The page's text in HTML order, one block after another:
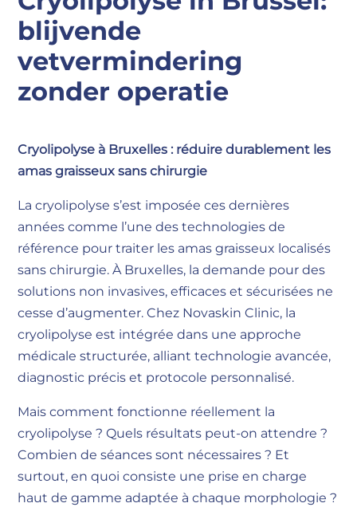
blijvende
vetvermindering
zonder operatie
Cryolipolyse à Bruxelles : réduire durablement les
amas graisseux sans chirurgie
La cryolipolyse s’est imposée ces dernières
années comme l’une des technologies de
référence pour traiter les amas graisseux localisés
sans chirurgie. À Bruxelles, la demande pour des
solutions non invasives, efficaces et sécurisées ne
cesse d’augmenter. Chez Novaskin Clinic, la
cryolipolyse est intégrée dans une approche
médicale structurée, alliant technologie avancée,
diagnostic précis et protocole personnalisé.
Mais comment fonctionne réellement la
cryolipolyse ? Quels résultats peut-on attendre ?
Combien de séances sont nécessaires ? Et
surtout, en quoi consiste une prise en charge
haut de gamme adaptée à chaque morphologie ?